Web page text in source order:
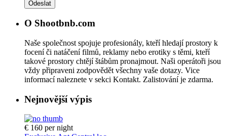
O Shootbnb.com
Naše společnost spojuje profesionály, kteří hledají prostory k
focení či natáčení filmů, reklamy nebo erotiky s těmi, kteří
takové prostory chtějí štábům pronajmout. Naši operátoři jsou
vždy připraveni zodpovědět všechny vaše dotazy. Vice
informací naleznete v sekci Kontakt. Zalistování je zdarma.
Nejnovější výpis
€ 160 per night